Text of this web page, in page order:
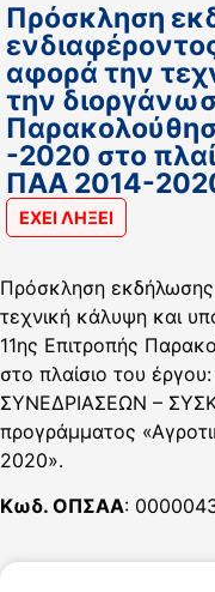
Πρόσκληση
αφορά την
την
-2020 στο
ΠΑΑ 2014-
ΕΧΕΙ ΛΗΞΕΙ
Πρόσκληση
τεχνική κάλυψη και
11ης Επιτροπής
στο πλαίσιο του
ΣΥΝΕΔΡΙΑΣΕΩΝ –
προγράμματος
2020».
Κωδ. ΟΠΣΑΑ: